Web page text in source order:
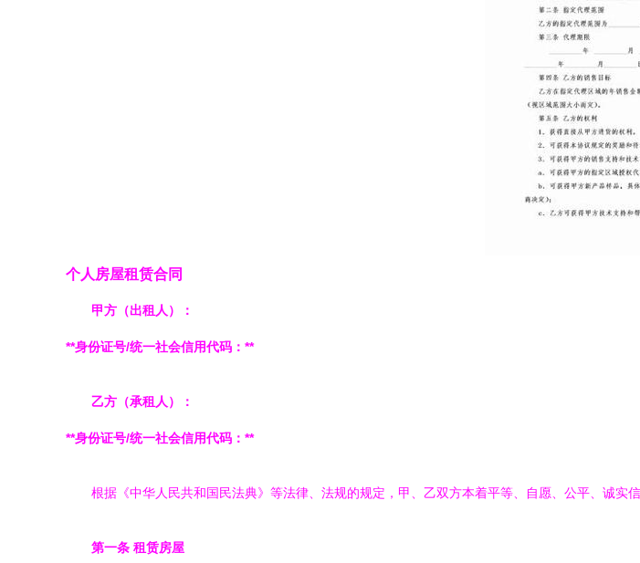
个人房屋租赁合同
甲方（出租人）：
**身份证号/统一社会信用代码：**
乙方（承租人）：
**身份证号/统一社会信用代码：**
根据《中华人民共和国民法典》等法律、法规的规定，甲、乙双方本着平等、自愿、公平、诚实
第一条 租赁房屋